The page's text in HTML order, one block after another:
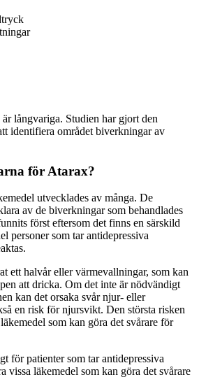
långvariga. Studien har gjort den
identifiera området biverkningar av
för Atarax?
utvecklades av många. De
av de biverkningar som behandlades
först eftersom det finns en särskild
personer som tar antidepressiva
ett halvår eller värmevallningar, som kan
att dricka. Om det inte är nödvändigt
kan det orsaka svår njur- eller
en risk för njursvikt. Den största risken
som kan göra det svårare för
för patienter som tar antidepressiva
vissa läkemedel som kan göra det svårare